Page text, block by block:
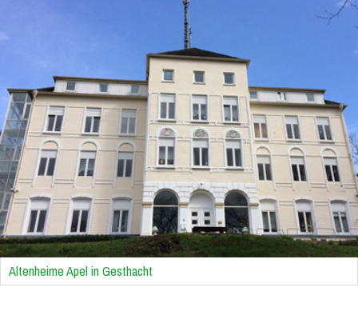
Altenheime Apel in Gesthacht